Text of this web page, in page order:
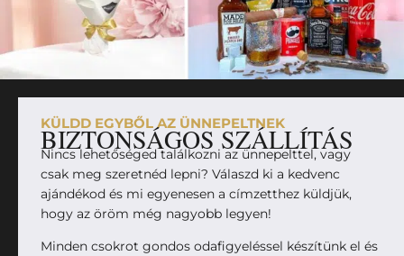
KÜLDD EGYBŐL AZ ÜNNEPELTNEK
BIZTONSÁGOS SZÁLLÍTÁS
Nincs lehetőséged találkozni az ünnepelttel, vagy
csak meg szeretnéd lepni? Válaszd ki a kedvenc
ajándékod és mi egyenesen a címzetthez küldjük,
hogy az öröm még nagyobb legyen!
Minden csokrot gondos odafigyeléssel készítünk el és